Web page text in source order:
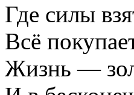
Где силы
Всё
Жизнь —